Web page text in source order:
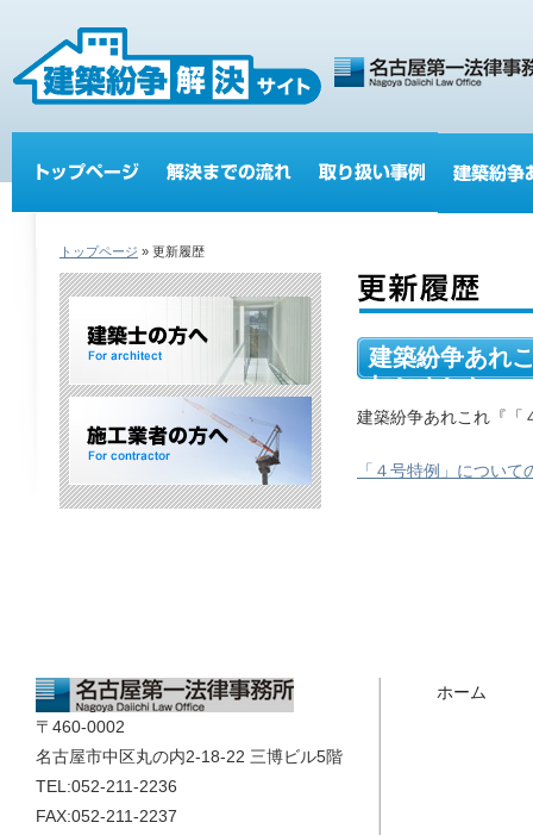
トップページ » 更新履歴
建築紛争あれ
加しました。
建築紛争あれこれ『「
「４号特例」につい
〒460-0002
名古屋市中区丸の内2-18-22 三博ビル5階
TEL:052-211-2236
FAX:052-211-2237
ホーム